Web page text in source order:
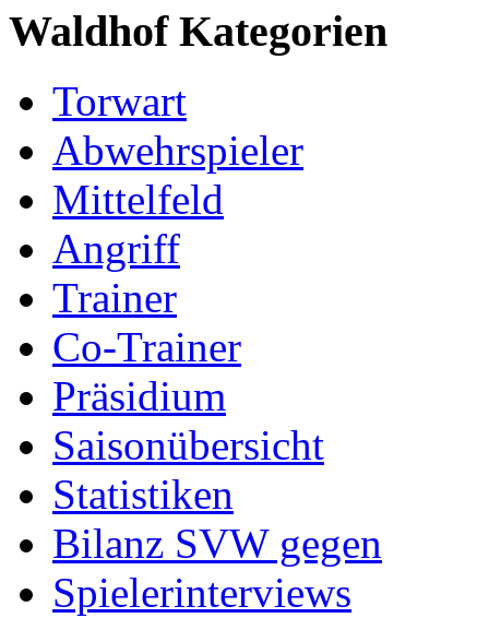
Waldhof Kategorien
Torwart
Abwehrspieler
Mittelfeld
Angriff
Trainer
Co-Trainer
Präsidium
Saisonübersicht
Statistiken
Bilanz SVW gegen
Spielerinterviews